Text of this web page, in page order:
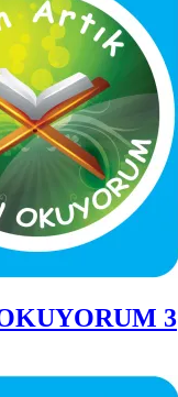
3